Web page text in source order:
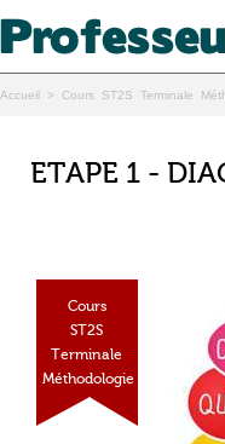
Accueil > Cours ST2S Terminale
ETAPE 1 -
Cours
ST2S
Terminale
Méthodologie